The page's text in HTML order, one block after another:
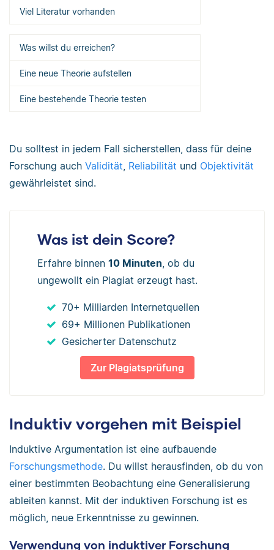
Viel Literatur vorhanden
Was willst du erreichen?
Eine neue Theorie aufstellen
Eine bestehende Theorie testen
Du solltest in jedem Fall sicherstellen, dass für deine
Forschung auch Validität Reliabilität und Objektivität
gewährleistet sind.
Was ist dein Score?
Erfahre binnen 10 Minuten , ob du
ungewollt ein Plagiat erzeugt hast.
70+ Milliarden Internetquellen
69+ Millionen Publikationen
Gesicherter Datenschutz
Zur Plagiatsprüfung
Induktiv vorgehen mit Beispiel
Induktive Argumentation ist eine aufbauende
Forschungsmethode. Du willst herausfinden, ob du von
einer bestimmten Beobachtung eine Generalisierung
ableiten kannst. Mit der induktiven Forschung ist es
möglich, neue Erkenntnisse zu gewinnen.
Verwendung von induktiver Forschung